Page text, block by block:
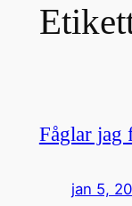
Fåglar jag
jan 5,